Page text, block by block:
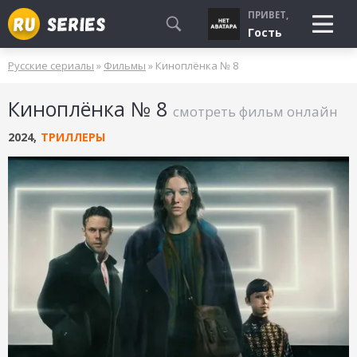
СМОТРЮ
БУДУ СМОТРЕТЬ
УЖЕ СМОТРЕЛ
ПРИВЕТ,
Гость
Русские сериалы » Фильмы » Киноплёнка № 8
Киноплёнка № 8 смотреть фильм онлайн
2024, ТРИЛЛЕРЫ